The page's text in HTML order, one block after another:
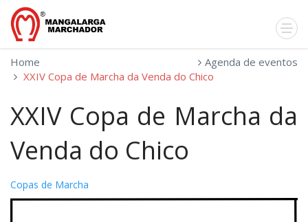
Home
Agenda de eventos
XXIV Copa de Marcha da Venda do Chico
XXIV Copa de Marcha da
Venda do Chico
Copas de Marcha